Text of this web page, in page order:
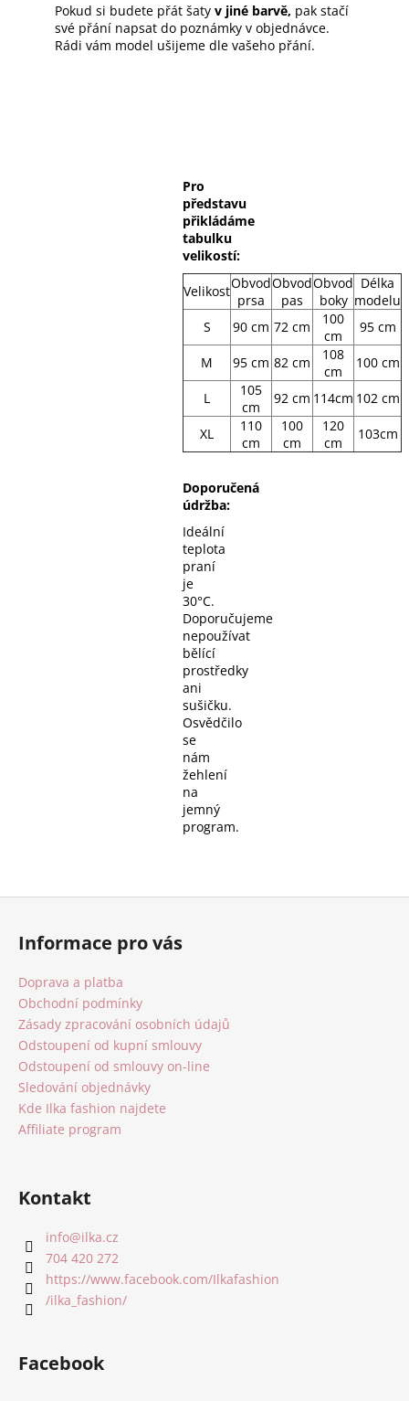
Pokud si budete přát šaty v jiné barvě, pak stačí
své přání napsat do poznámky v objednávce.
Rádi vám model ušijeme dle vašeho přání.
Pro
představu
přikládáme
tabulku
velikostí:
VelikostObvod
prsa
Obvod
pas
Obvod
boky
Délka
modelu
S
90 cm 72 cm
100
cm
95 cm
M 95 cm 82 cm
108
cm
100 cm
L
105
cm
92 cm 114cm 102 cm
XL
110
cm
100
cm
120
cm
103cm
Doporučená
údržba:
Ideální
teplota
praní
je
30°C.
Doporučujeme
nepoužívat
bělící
prostředky
ani
sušičku.
Osvědčilo
se
nám
žehlení
na
jemný
program.
Z
Informace pro vás
Doprava a platba
Obchodní podmínky
Zásady zpracování osobních údajů
Odstoupení od kupní smlouvy
Odstoupení od smlouvy on-line
Sledování objednávky
Kde Ilka fashion najdete
Affiliate program
Kontakt
info@ilka.cz
704 420 272
https://www.facebook.com/Ilkafashion
/ilka_fashion/
Facebook